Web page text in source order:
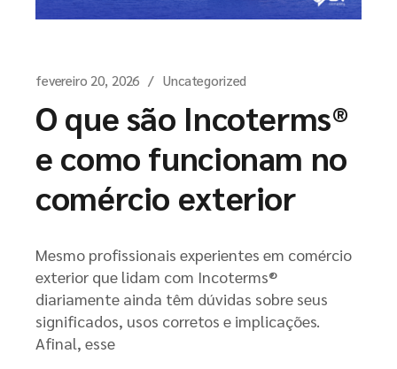
fevereiro 20, 2026 Uncategorized
O que são Incoterms®
e como funcionam no
comércio exterior
Mesmo profissionais experientes em comércio
exterior que lidam com Incoterms®
diariamente ainda têm dúvidas sobre seus
significados, usos corretos e implicações.
Afinal, esse